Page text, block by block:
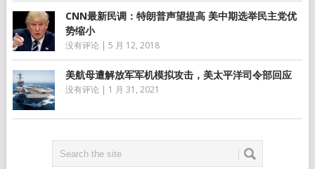
CNN最新民调：特朗普声望提高 美中期选举民主党优
势缩小
没有评论 | 5 月 12, 2018
美航母遭解放军军机模拟攻击，美太平洋司令部回应
没有评论 | 1 月 31, 2021